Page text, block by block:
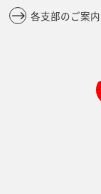
各支部のご案内